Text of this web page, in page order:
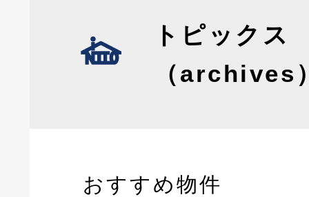
トピックス
（archives
おすすめ物件